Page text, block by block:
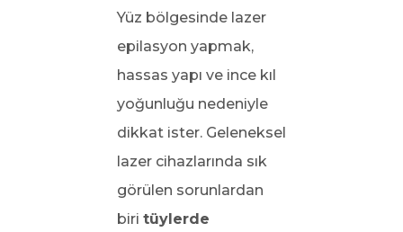
Yüz bölgesinde lazer
epilasyon yapmak,
hassas yapı ve ince kıl
yoğunluğu nedeniyle
dikkat ister. Geleneksel
lazer cihazlarında sık
görülen sorunlardan
biri tüylerde